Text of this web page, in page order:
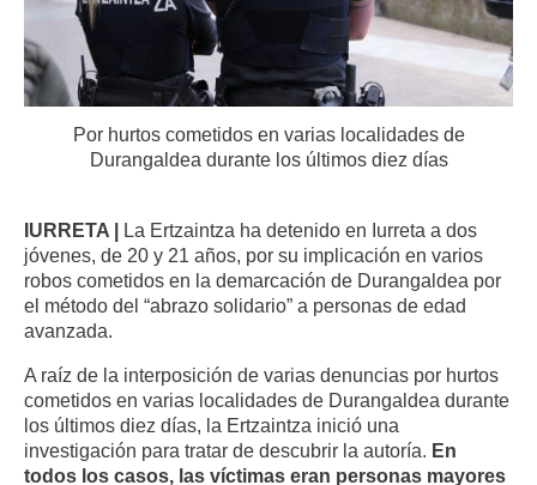
Por hurtos cometidos en varias localidades de
Durangaldea durante los últimos diez días
IURRETA | La Ertzaintza ha detenido en Iurreta a dos
jóvenes, de 20 y 21 años, por su implicación en varios
robos cometidos en la demarcación de Durangaldea por
el método del “abrazo solidario” a personas de edad
avanzada.
A raíz de la interposición de varias denuncias por hurtos
cometidos en varias localidades de Durangaldea durante
los últimos diez días, la Ertzaintza inició una
investigación para tratar de descubrir la autoría. En
todos los casos, las víctimas eran personas mayores